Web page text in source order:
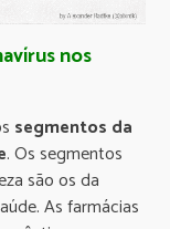
nos
segmentos da
. Os segmentos
são os da
As farmácias